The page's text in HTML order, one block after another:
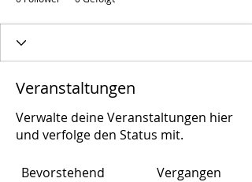
Veranstaltungen
Verwalte deine Veranstaltungen hier
und verfolge den Status mit.
Bevorstehend Vergangen